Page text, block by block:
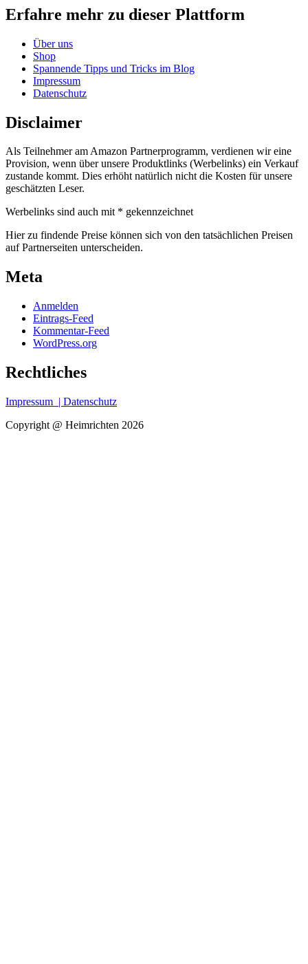
Erfahre mehr zu dieser Plattform
Über uns
Shop
Spannende Tipps und Tricks im Blog
Impressum
Datenschutz
Disclaimer
Als Teilnehmer am Amazon Partnerprogramm, verdienen wir eine
Provision, wenn über unsere Produktlinks (Werbelinks) ein Verkauf
zustande kommt. Dies erhöht natürlich nicht die Kosten für unsere
geschätzten Leser.
Werbelinks sind auch mit * gekennzeichnet
Hier zu findende Preise können sich von den tatsächlichen Preisen
auf Partnerseiten unterscheiden.
Meta
Anmelden
Eintrags-Feed
Kommentar-Feed
WordPress.org
Rechtliches
Impressum | Datenschutz
Copyright @ Heimrichten 2026